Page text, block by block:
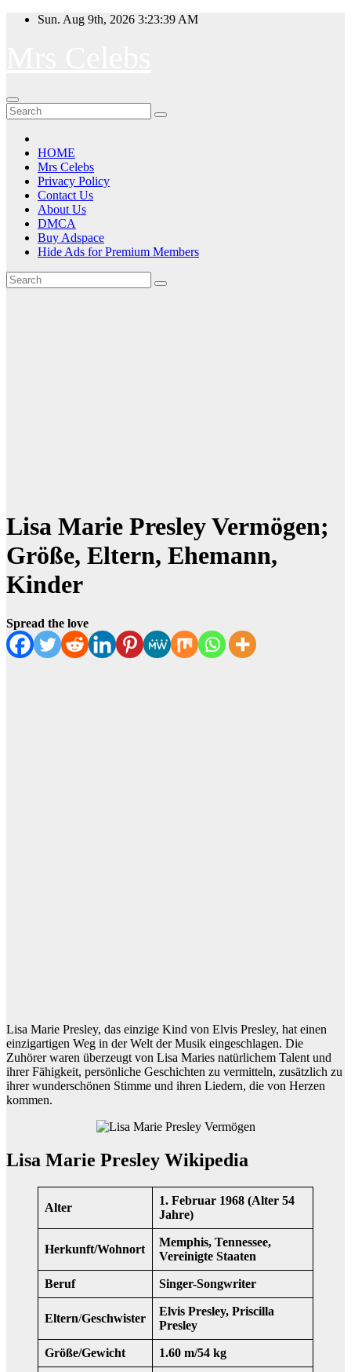
Skip
Sun. Aug 9th, 2026 3:23:40 AM
HOME
Mrs Celebs
Privacy Policy
Contact Us
About Us
DMCA
Buy Adspace
Hide Ads for Premium Members
Lisa Marie Presley Vermögen;
Größe, Eltern, Ehemann,
Kinder
Spread the love
Lisa Marie Presley, das einzige Kind von Elvis Presley, hat einen
einzigartigen Weg in der Welt der Musik eingeschlagen. Die
Zuhörer waren überzeugt von Lisa Maries natürlichem Talent und
ihrer Fähigkeit, persönliche Geschichten zu vermitteln, zusätzlich zu
ihrer wunderschönen Stimme und ihren Liedern, die von Herzen
kommen.
Lisa Marie Presley Wikipedia
Alter
1. Februar 1968 (Alter 54
Jahre)
Herkunft/Wohnort
Memphis, Tennessee,
Vereinigte Staaten
Beruf Singer-Songwriter
Eltern/Geschwister
Elvis Presley, Priscilla
Presley
Größe/Gewicht 1.60 m/54 kg